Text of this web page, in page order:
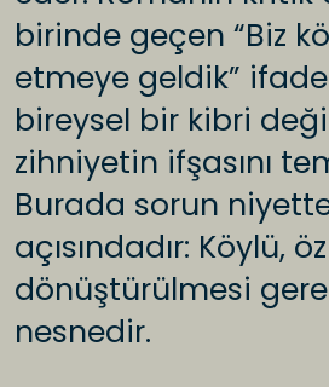
birinde geçen “Biz
etmeye geldik”
bireysel bir kibri
zihniyetin ifşasını
Burada sorun
açısındadır: Köylü,
dönüştürülmesi
nesnedir.